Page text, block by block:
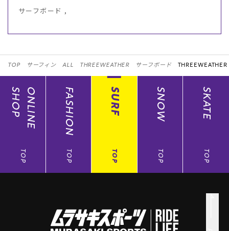
サーフボード ,
TOP サーフィン ALL THREEWEATHER サーフボード THREEWEATHER
ONLINE
SHOP
TOP
FASHION
TOP
SURF
TOP
SNOW
TOP
SKATE
TOP